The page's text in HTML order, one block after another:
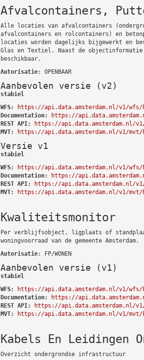
Afvalcontainers,
Alle locaties van afvalcontainers
afvalcontainers en rolcontainers) en
locaties worden dagelijks bijgewerkt en
Glas en Textiel. Naast de objectinformatie
beschikbaar.
Autorisatie: OPENBAAR
Aanbevolen versie (v2)
stabiel
WFS:
https://api.data.amsterdam.nl/v1/
Documentation:
https://
REST API:
https://api.data.amsterdam.nl/
MVT:
https://api.data.amsterdam.nl/v1/
Versie v1
stabiel
WFS:
https://api.data.amsterdam.nl/v1/
Documentation:
https://
REST API:
https://api.data.amsterdam.nl/
MVT:
https://api.data.amsterdam.nl/v1/
Kwaliteitsmonitor
Per verblijfsobject, ligplaats of
woningvoorraad van de gemeente Amsterdam.
Autorisatie: FP/WONEN
Aanbevolen versie (v1)
stabiel
WFS:
https://api.data.amsterdam.nl/v1/
Documentation:
https://
REST API:
https://api.data.amsterdam.nl/
MVT:
https://api.data.amsterdam.nl/v1/
Kabels En Leidingen
Overzicht ondergrondse infrastructuur